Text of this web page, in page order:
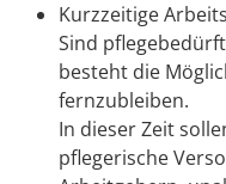
Kurzzeitige
Sind
besteht die
fernzubleiben.
In dieser Zeit
pflegerische